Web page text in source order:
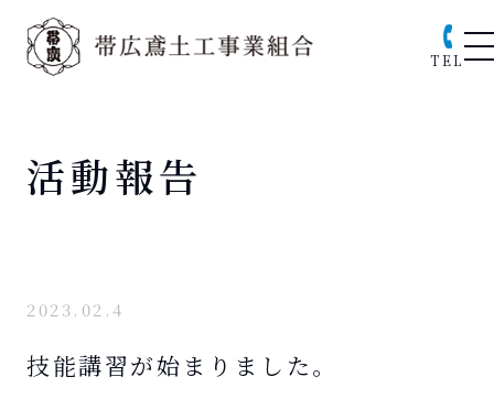
TEL
活動報告
2023.02.4
技能講習が始まりました。